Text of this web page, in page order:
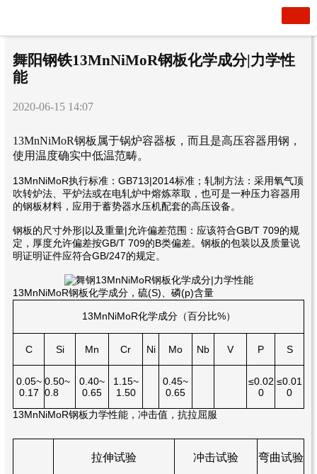
舞阳钢铁13MnNiMoR钢板化学成分|力学性
能
2020-06-15 14:07
13MnNiMoR钢板属于锅炉容器板，而且是高压容器用钢，
使用温度确实中低温范畴。
13MnNiMoR执行标准：GB713|2014标准；轧制方法：采用氧气顶
吹转炉法、平炉法或在电轧炉中熔炼萃取，也可是一种压力容器用
的钢板材料，应用于蓄势器水压机配套的高压设备。
钢板的尺寸外形|以及重量|允许偏差范围：应该符合GB/T 709的规
定，厚度允许偏差按GB/T 709的B类偏差。钢板的包装以及质量说
明证明证件应符合GB/247的规定。
13MnNiMoR钢板化学成分，硫(S)、磷(p)含量
13MnNiMoR化学成分（百分比%）
C Si Mn Cr Ni Mo Nb V P S
0.05~
0.17
0.50~
0.8
0.40~
0.65
1.15~
1.50
0.45~
0.65
≤0.02
0
≤0.01
0
13MnNiMoR钢板力学性能，冲击值，抗拉屈服
拉伸试验 冲击试验 弯曲试验